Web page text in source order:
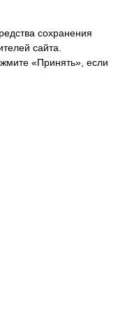
сохранения
сайта.
«Принять», если